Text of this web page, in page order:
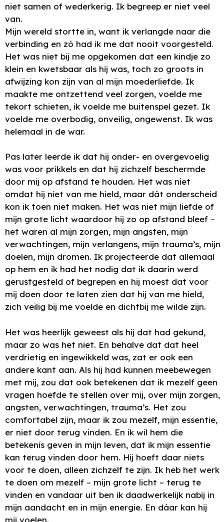
niet samen of wederkerig. Ik begreep er niet veel
van.
Mijn wereld stortte in, want ik verlangde naar die
verbinding en zó had ik me dat nooit voorgesteld.
Het was niet bij me opgekomen dat een kindje zo
klein en kwetsbaar als hij was, toch zo groots in
afwijzing kon zijn van al mijn moederliefde. Ik
maakte me ontzettend veel zorgen, voelde me
tekort schieten, ik voelde me buitenspel gezet. Ik
voelde me overbodig, onveilig, ongewenst. Ik was
helemaal in de war.
Pas later leerde ik dat hij onder- en overgevoelig
was voor prikkels en dat hij zichzelf beschermde
door mij op afstand te houden. Het was níet
omdat hij niet van me hield, maar dát onderscheid
kon ik toen niet maken. Het was niet mijn liefde of
mijn grote licht waardoor hij zo op afstand bleef –
het waren al mijn zorgen, mijn angsten, mijn
verwachtingen, mijn verlangens, mijn trauma’s, mijn
doelen, mijn dromen. Ik projecteerde dat allemaal
op hem en ik had het nodig dat ik daarin werd
gerustgesteld of begrepen en hij moest dat voor
mij doen door te laten zien dat hij van me hield,
zich veilig bij me voelde en dichtbij me wilde zijn.
Het was heerlijk geweest als hij dat had gekund,
maar zo was het niet. En behalve dat dat heel
verdrietig en ingewikkeld was, zat er ook een
andere kant aan. Als hij had kunnen meebewegen
met mij, zou dat ook betekenen dat ik mezelf geen
vragen hoefde te stellen over mij, over mijn zorgen,
angsten, verwachtingen, trauma’s. Het zou
comfortabel zijn, maar ik zou mezelf, mijn essentie,
er niet door terug vinden. En ik wil hem die
betekenis geven in mijn leven, dat ik mijn essentie
kan terug vinden door hem. Hij hoeft daar niets
voor te doen, alleen zichzelf te zijn. Ik heb het werk
te doen om mezelf – mijn grote licht – terug te
vinden en vandaar uit ben ik daadwerkelijk nabij in
mijn aandacht en in mijn energie. En dáar kan hij
mij voelen.